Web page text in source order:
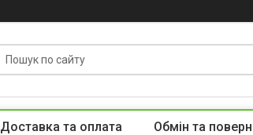
Доставка та оплата Обмін та